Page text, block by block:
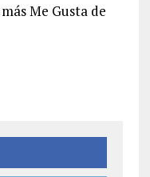
Me Gusta de